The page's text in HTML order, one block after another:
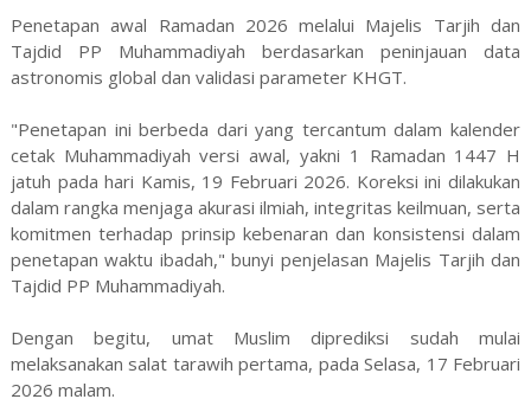
Penetapan awal Ramadan 2026 melalui Majelis Tarjih dan
Tajdid PP Muhammadiyah berdasarkan peninjauan data
astronomis global dan validasi parameter KHGT.
"Penetapan ini berbeda dari yang tercantum dalam kalender
cetak Muhammadiyah versi awal, yakni 1 Ramadan 1447 H
jatuh pada hari Kamis, 19 Februari 2026. Koreksi ini dilakukan
dalam rangka menjaga akurasi ilmiah, integritas keilmuan, serta
komitmen terhadap prinsip kebenaran dan konsistensi dalam
penetapan waktu ibadah," bunyi penjelasan Majelis Tarjih dan
Tajdid PP Muhammadiyah.
Dengan begitu, umat Muslim diprediksi sudah mulai
melaksanakan salat tarawih pertama, pada Selasa, 17 Februari
2026 malam.